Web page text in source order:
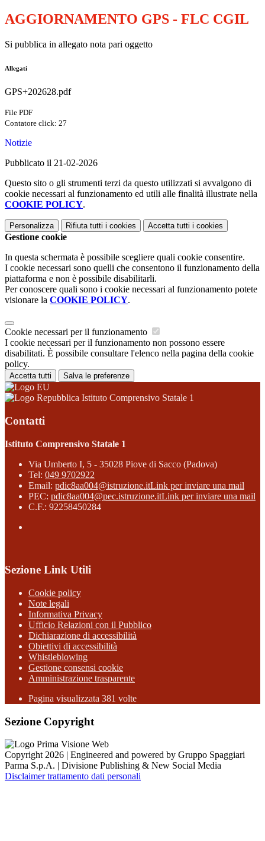
AGGIORNAMENTO GPS - FLC CGIL
Si pubblica in allegato nota pari oggetto
Allegati
GPS+202628.pdf
File PDF
Contatore click: 27
Notizie
Pubblicato il 21-02-2026
Questo sito o gli strumenti terzi da questo utilizzati si avvalgono di
cookie necessari al funzionamento ed utili alle finalità illustrate nella
COOKIE POLICY.
Personalizza Rifiuta tutti i cookies Accetta tutti i cookies
Gestione cookie
In questa schermata è possibile scegliere quali cookie consentire.
I cookie necessari sono quelli che consentono il funzionamento della
piattaforma e non è possibile disabilitarli.
Per conoscere quali sono i cookie necessari al funzionamento potete
visionare la COOKIE POLICY.
Cookie necessari per il funzionamento
I cookie necessari per il funzionamento non possono essere
disabilitati. È possibile consultare l'elenco nella pagina della cookie
policy.
Accetta tutti Salva le preferenze
Istituto Comprensivo Statale 1
Contatti
Istituto Comprensivo Statale 1
Via Umberto I, 5 - 35028 Piove di Sacco (Padova)
Tel: 049 9702922
Email: pdic8aa004@istruzione.itLink per inviare una mail
PEC: pdic8aa004@pec.istruzione.itLink per inviare una mail
C.F.: 92258450284
Sezione Link Utili
Cookie policy
Note legali
Informativa Privacy
Ufficio Relazioni con il Pubblico
Dichiarazione di accessibilità
Obiettivi di accessibilità
Whistleblowing
Gestione consensi cookie
Amministrazione trasparente
Pagina visualizzata 381 volte
Sezione Copyright
Copyright 2026 | Engineered and powered by Gruppo Spaggiari
Parma S.p.A. | Divisione Publishing & New Social Media
Disclaimer trattamento dati personali